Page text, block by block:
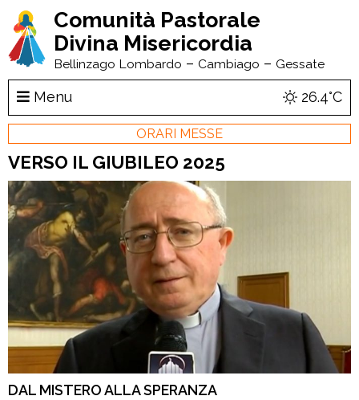
Comunità Pastorale
Divina Misericordia
Bellinzago Lombardo – Cambiago – Gessate
Menu 26.4°C
ORARI MESSE
VERSO IL GIUBILEO 2025
DAL MISTERO ALLA SPERANZA